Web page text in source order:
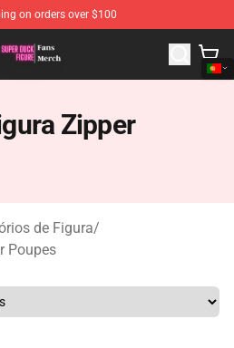
on orders over $100
- The Best Store of Super Duck
Zipper
de Figura/
Poupes